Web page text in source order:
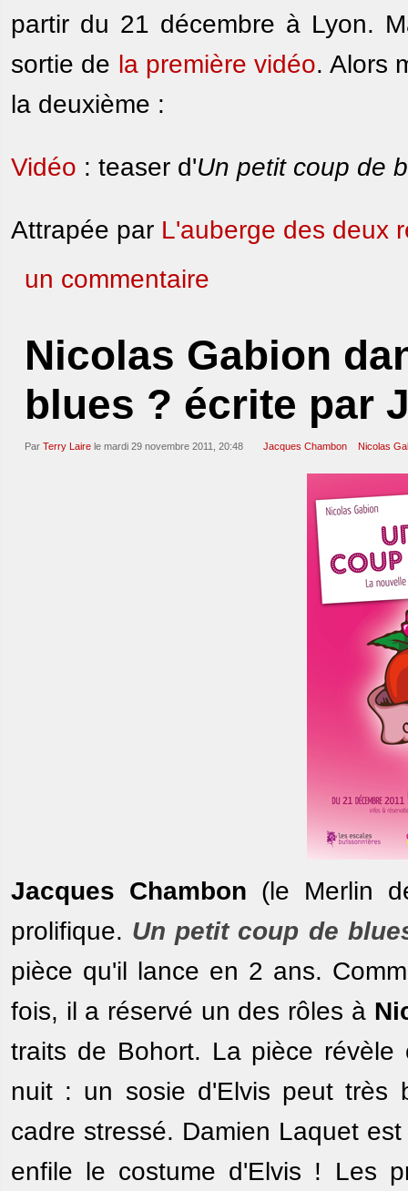
partir du 21 décembre à Lyon.
sortie de la première vidéo. Alors
la deuxième :
Vidéo : teaser d'Un petit coup de
Attrapée par L'auberge des deux
un commentaire
Nicolas Gabion
blues ? écrite par
Par Terry Laire le mardi 29 novembre 2011, 20:48 Jacques Chambon Nicolas
Jacques Chambon (le Merlin
prolifique. Un petit coup de
pièce qu'il lance en 2 ans.
fois, il a réservé un des rôles à
traits de Bohort. La pièce
nuit : un sosie d'Elvis peut très
cadre stressé. Damien Laquet
enfile le costume d'Elvis ! Les